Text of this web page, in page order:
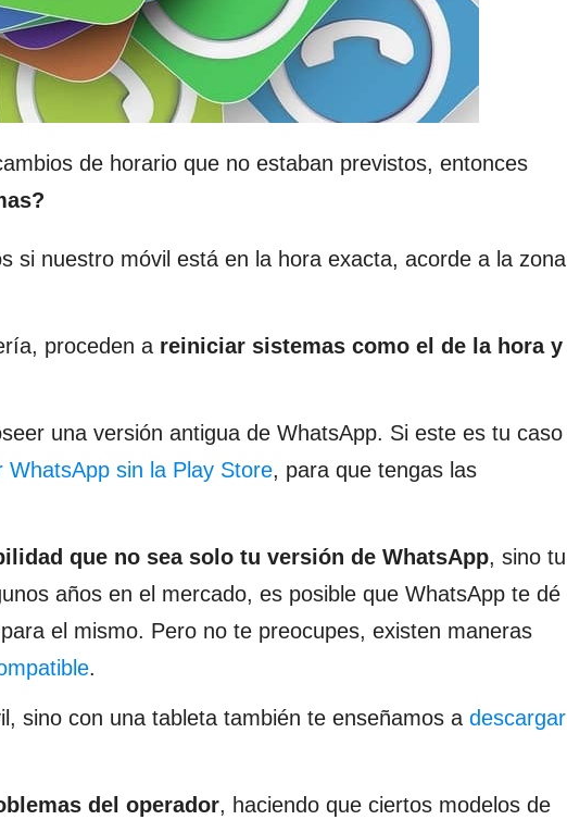
de horario que no estaban previstos, entonces
si nuestro móvil está en la hora exacta, acorde a la zona
proceden a reiniciar sistemas como el de la hora y
una versión antigua de WhatsApp. Si este es tu caso
WhatsApp sin la Play Store, para que tengas las
que no sea solo tu versión de WhatsApp, sino tu
años en el mercado, es posible que WhatsApp te dé
el mismo. Pero no te preocupes, existen maneras
.
sino con una tableta también te enseñamos a descargar
del operador, haciendo que ciertos modelos de